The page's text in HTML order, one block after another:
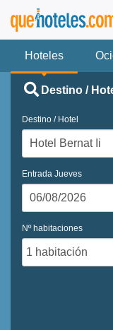
Hoteles
Destino /
Destino / Hotel
Entrada Jueves
Nº habitaciones